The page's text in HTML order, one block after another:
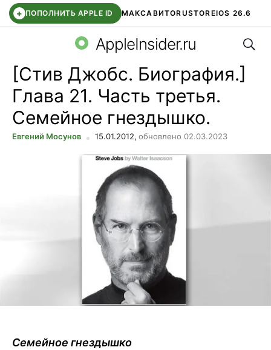
+ ПОПОЛНИТЬ APPLE ID МАКСАВИТОRUSTOREIOS 26.6
СБЕР КИДС ВТБ ОНЛАЙН ЧАТ В ROBLOX
AppleInsider.ru
[Стив Джобс. Биография.]
Глава 21. Часть третья.
Семейное гнездышко.
Евгений Мосунов 15.01.2012, обновлено 02.03.2023
Семейное гнездышко